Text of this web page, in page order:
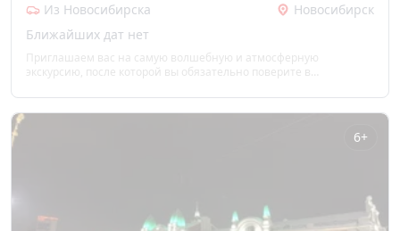
Из Новосибирска
Новосибирск
Ближайших дат нет
Приглашаем вас на самую волшебную и атмосферную
экскурсию, после которой вы обязательно поверите в
6+